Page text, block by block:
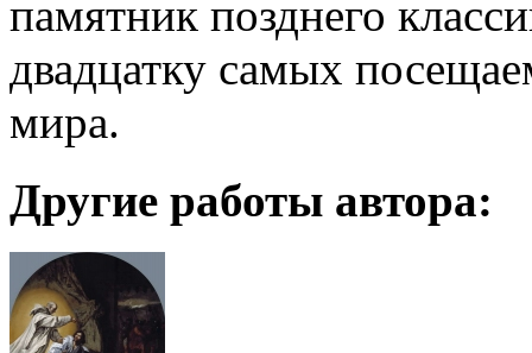
памятник позднего
двадцатку самых
мира.
Другие работы автора: